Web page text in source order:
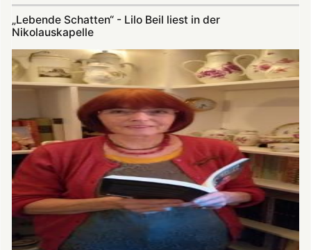
Nikolauskapelle:
Kirchenchor
und
Bläserkreis
musizieren
zur
neuen
Saison
„Lebende Schatten“ - Lilo Beil liest in der
Nikolauskapelle